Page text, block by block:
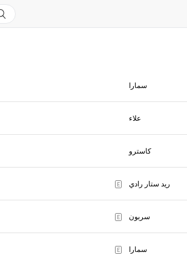
سمارا
علاء
كاسترو
E ريد ستار رادي
E سربون
E سمارا